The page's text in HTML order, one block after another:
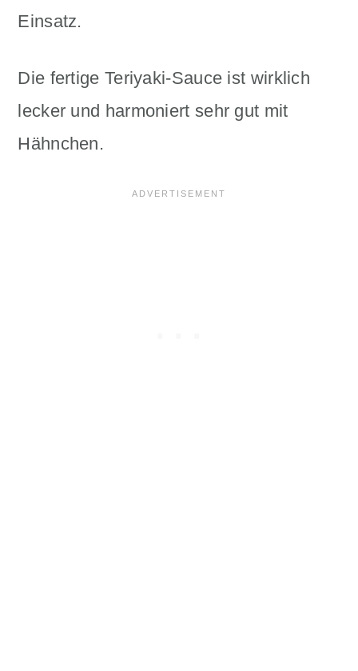
Einsatz.
Die fertige Teriyaki-Sauce ist wirklich
lecker und harmoniert sehr gut mit
Hähnchen.